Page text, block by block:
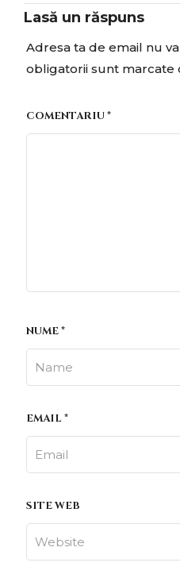
Lasă un răspuns
Adresa ta de email nu
obligatorii sunt marcate
COMENTARIU*
NUME*
EMAIL*
SITE WEB